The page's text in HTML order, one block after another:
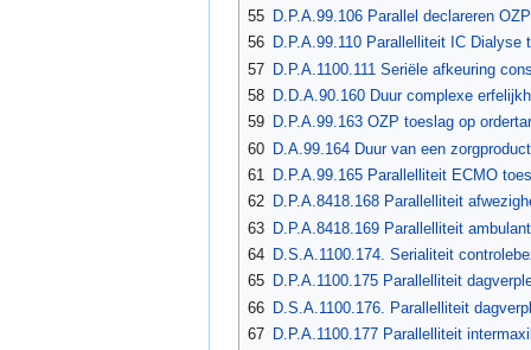
55 D.P.A.99.106 Parallel declareren OZP
56 D.P.A.99.110 Parallelliteit IC Dialyse
57 D.P.A.1100.111 Seriële afkeuring
58 D.D.A.90.160 Duur complexe
59 D.P.A.99.163 OZP toeslag op
60 D.A.99.164 Duur van een
61 D.P.A.99.165 Parallelliteit ECMO
62 D.P.A.8418.168 Parallelliteit
63 D.P.A.8418.169 Parallelliteit
64 D.S.A.1100.174. Serialiteit
65 D.P.A.1100.175 Parallelliteit
66 D.S.A.1100.176. Parallelliteit
67 D.P.A.1100.177 Parallelliteit